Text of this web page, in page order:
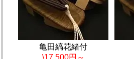
亀田縞花緒付
\17,500円～